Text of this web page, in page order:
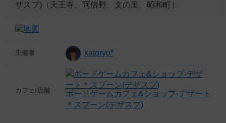
ザスプ)（天王寺、阿倍野、文の里、昭和町）
主催者 katoryo*
カフェ/店舗
ボードゲームカフェ&ショップ-デザート
＊スプーン(デザスプ)